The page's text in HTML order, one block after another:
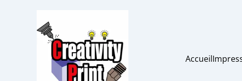
Accueil